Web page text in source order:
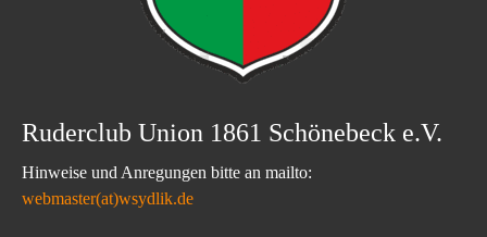
Ruderclub Union 1861 Schönebeck e.V.
Hinweise und Anregungen bitte an mailto:
webmaster(at)wsydlik.de